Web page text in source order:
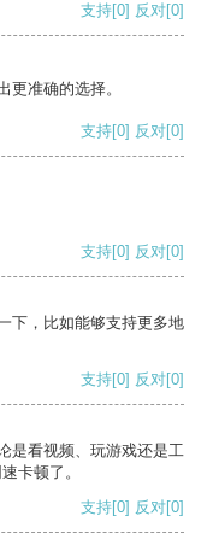
支持[0] 反对[0]
更准确的选择。
支持[0] 反对[0]
支持[0] 反对[0]
下，比如能够支持更多地
支持[0] 反对[0]
是看视频、玩游戏还是工
卡顿了。
支持[0] 反对[0]